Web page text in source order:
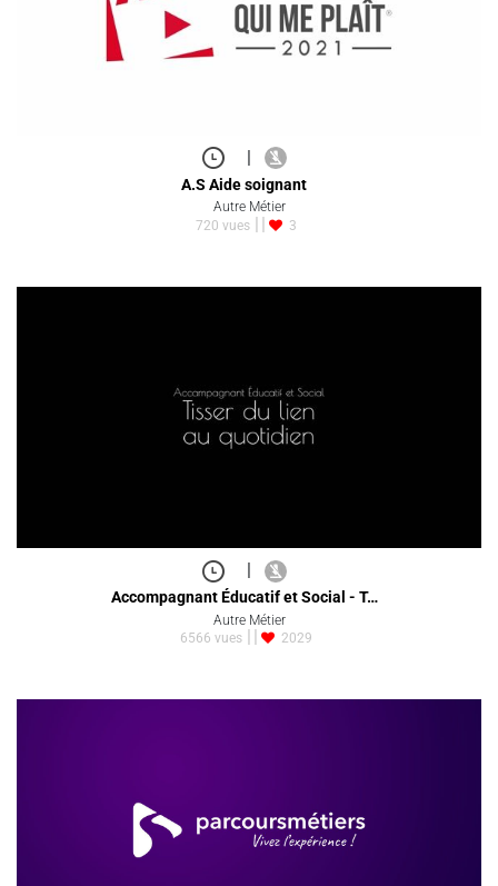
|
A.S Aide soignant
Autre Métier
720 vues
3
|
Accompagnant Éducatif et Social - T…
Autre Métier
6566 vues
2029